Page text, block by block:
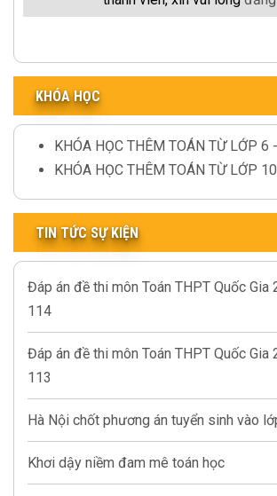
KHÓA HỌC
KHÓA HỌC THÊM TOÁN TỪ LỚP 6
KHÓA HỌC THÊM TOÁN TỪ LỚP
TIN TỨC SỰ KIỆN
Đáp án đề thi môn Toán THPT Quốc
114
Đáp án đề thi môn Toán THPT Quốc
113
Hà Nội chốt phương án tuyển sinh vào
Khơi dậy niềm đam mê toán học